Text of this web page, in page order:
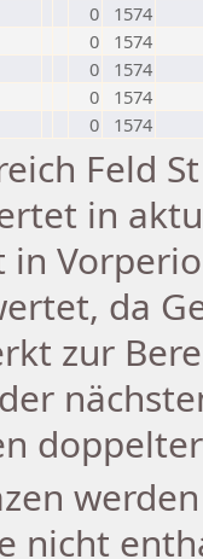
0
1574
0
1574
0
1574
0
1574
0 1574
Feld
in
in
da
zur
nicht